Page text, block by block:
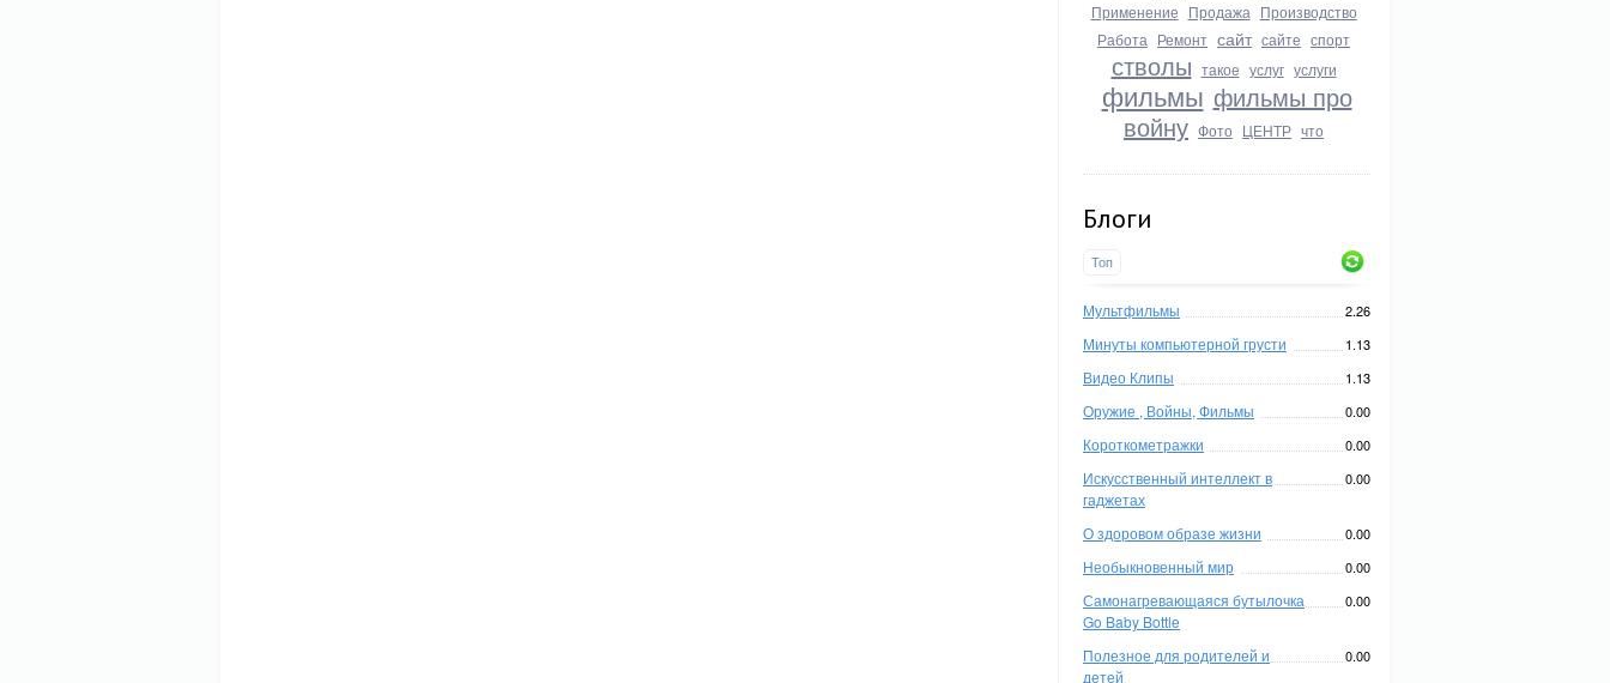
Применение Продажа Производство
Работа Ремонт сайт сайте спорт
стволы такое услуг услуги
фильмы фильмы про
войну Фото ЦЕНТР что
Блоги
Топ
Мультфильмы 2.26
Минуты компьютерной грусти 1.13
Видео Клипы 1.13
Оружие , Войны, Фильмы 0.00
Короткометражки 0.00
Искусственный интеллект в
гаджетах
0.00
О здоровом образе жизни 0.00
Необыкновенный мир 0.00
Самонагревающаяся бутылочка
Go Baby Bottle
0.00
Полезное для родителей и
детей
0.00